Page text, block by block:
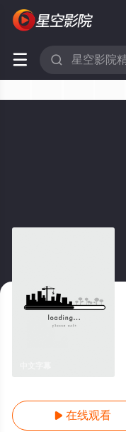
 
 在线观看